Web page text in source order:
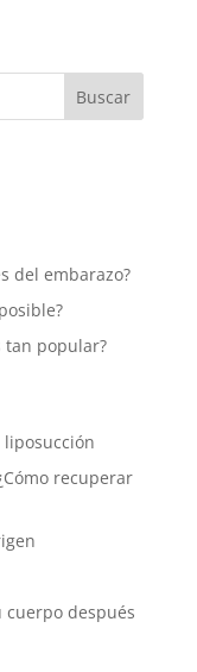
del embarazo?
tan popular?
liposucción
recuperar
cuerpo después